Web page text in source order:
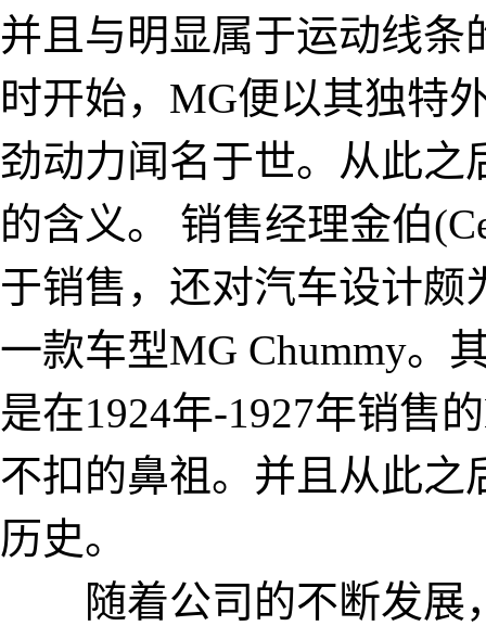
并且与明显属于运动线
时开始，MG便以其独特
劲动力闻名于世。从此之
的含义。 销售经理金伯
于销售，还对汽车设计
一款车型MG Chummy。
是在1924年-1927年销售
不扣的鼻祖。并且从此
历史。
随着公司的不断发展